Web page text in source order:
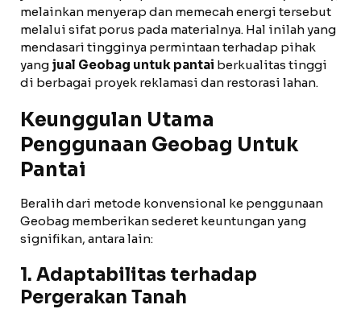
melainkan menyerap dan memecah energi tersebut
melalui sifat porus pada materialnya. Hal inilah yang
mendasari tingginya permintaan terhadap pihak
yang jual Geobag untuk pantai berkualitas tinggi
di berbagai proyek reklamasi dan restorasi lahan.
Keunggulan Utama
Penggunaan Geobag Untuk
Pantai
Beralih dari metode konvensional ke penggunaan
Geobag memberikan sederet keuntungan yang
signifikan, antara lain:
1. Adaptabilitas terhadap
Pergerakan Tanah